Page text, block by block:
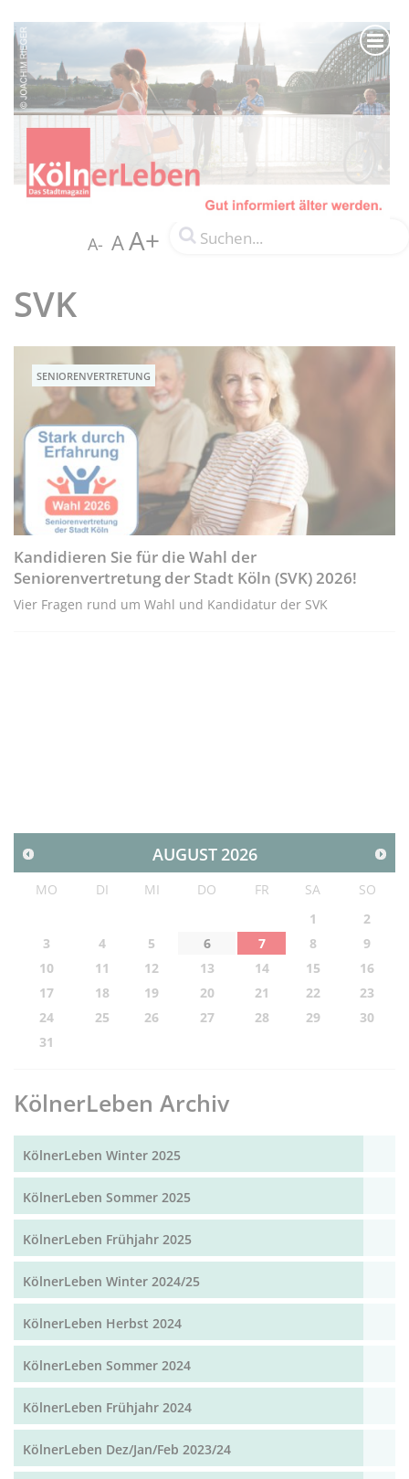
A- AA+
SVK
SENIORENVERTRETUNG
Kandidieren Sie für die Wahl der
Seniorenvertretung der Stadt Köln (SVK) 2026!
Vier Fragen rund um Wahl und Kandidatur der SVK
AUGUST2026
MO DI MI DO FR SA
SO
1
2
3
4 5 6 7 8
9
10
11 12 13 14 15
16
17
18 19 20 21 22
23
24
25 26 27 28 29
30
31
KölnerLeben Archiv
KölnerLeben Winter 2025
KölnerLeben Sommer 2025
KölnerLeben Frühjahr 2025
KölnerLeben Winter 2024/25
KölnerLeben Herbst 2024
KölnerLeben Sommer 2024
KölnerLeben Frühjahr 2024
KölnerLeben Dez/Jan/Feb 2023/24